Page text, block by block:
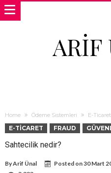
ARIF
Home Ödeme Sistemleri E-Ticaret
E-TICARET FRAUD
Sahtecilik nedir?
ByArif Ünal Posted on30 Mart